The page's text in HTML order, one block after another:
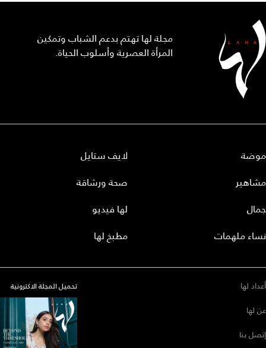
مجلة لها تهتم بدعم الشباب وتمكين
المرأة العصرية وأسلوب الحياة.
موضة
مشاهير
جمال
نساء ملهمات
لايف ستايل
صحة ورشاقة
لها فيديو
مطبخ لها
أعداد لها
عن لها
إتصل بنا
تحميل المجلة الاكترونية